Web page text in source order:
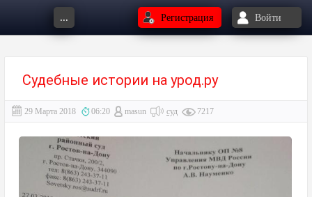
... Регистрация Войти
Судебные истории на урод.ру
29 Марта 2018 06:20 masun суд 7217